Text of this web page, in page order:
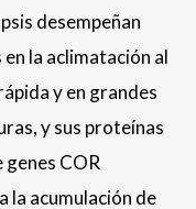
desempeñan
la aclimatación al
y en grandes
y sus proteínas
COR
la acumulación de